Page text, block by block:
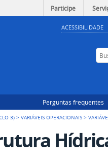
Participe
ACESSIBILIDADE
Perguntas frequentes
3) >VARIÁVEIS OPERACIONAIS >